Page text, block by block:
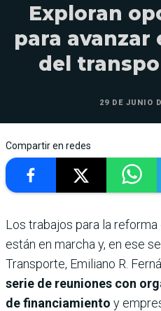
Exploran
para avanzar
del
29 DE JUNIO
Compartir en redes
Los trabajos para la
están en marcha y, en ese
Transporte, Emiliano R.
serie de reuniones con
de financiamiento y